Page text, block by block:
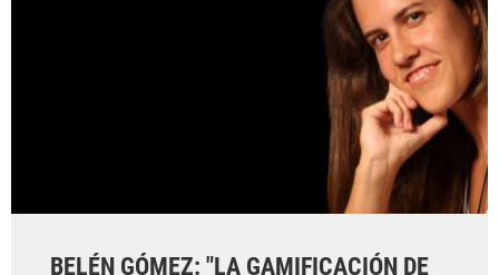
BELÉN GÓMEZ: "LA GAMIFICACIÓN DE